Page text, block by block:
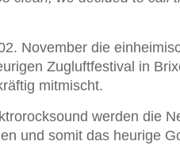
November die
Zugluftfestival in
mitmischt.
werden die
und somit das heurige